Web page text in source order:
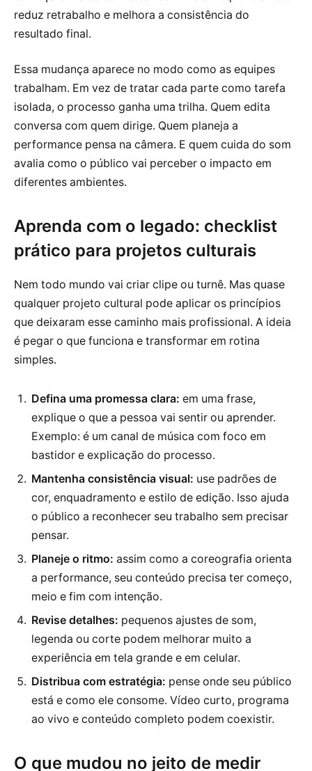
reduz retrabalho e melhora a consistência do
resultado final.
Essa mudança aparece no modo como as equipes
trabalham. Em vez de tratar cada parte como tarefa
isolada, o processo ganha uma trilha. Quem edita
conversa com quem dirige. Quem planeja a
performance pensa na câmera. E quem cuida do som
avalia como o público vai perceber o impacto em
diferentes ambientes.
Aprenda com o legado: checklist
prático para projetos culturais
Nem todo mundo vai criar clipe ou turnê. Mas quase
qualquer projeto cultural pode aplicar os princípios
que deixaram esse caminho mais profissional. A ideia
é pegar o que funciona e transformar em rotina
simples.
Defina uma promessa clara: em uma frase,
explique o que a pessoa vai sentir ou aprender.
Exemplo: é um canal de música com foco em
bastidor e explicação do processo.
Mantenha consistência visual: use padrões de
cor, enquadramento e estilo de edição. Isso ajuda
o público a reconhecer seu trabalho sem precisar
pensar.
Planeje o ritmo: assim como a coreografia orienta
a performance, seu conteúdo precisa ter começo,
meio e fim com intenção.
Revise detalhes: pequenos ajustes de som,
legenda ou corte podem melhorar muito a
experiência em tela grande e em celular.
Distribua com estratégia: pense onde seu público
está e como ele consome. Vídeo curto, programa
ao vivo e conteúdo completo podem coexistir.
O que mudou no jeito de medir